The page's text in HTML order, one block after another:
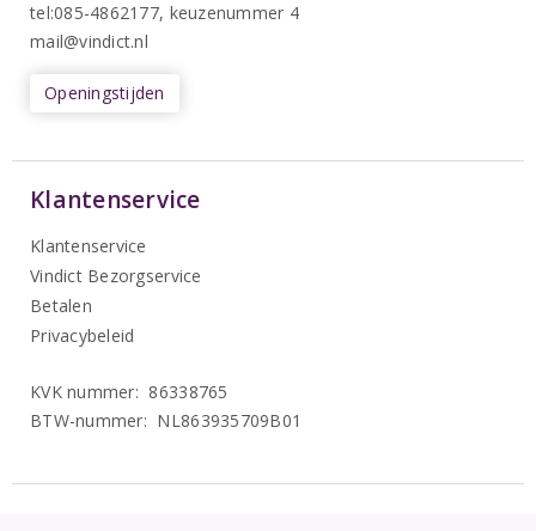
tel:085-4862177, keuzenummer 4
mail@vindict.nl
Openingstijden
Klantenservice
Klantenservice
Vindict Bezorgservice
Betalen
Privacybeleid
KVK nummer: 86338765
BTW-nummer: NL863935709B01